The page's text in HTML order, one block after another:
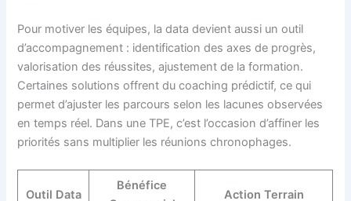
Pour motiver les équipes, la data devient aussi un outil
d’accompagnement : identification des axes de progrès,
valorisation des réussites, ajustement de la formation.
Certaines solutions offrent du coaching prédictif, ce qui
permet d’ajuster les parcours selon les lacunes observées
en temps réel. Dans une TPE, c’est l’occasion d’affiner les
priorités sans multiplier les réunions chronophages.
Outil Data
Bénéfice
Action Terrain